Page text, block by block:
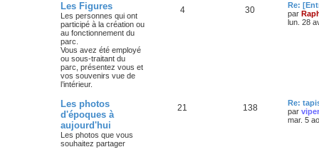
Les Figures
Les personnes qui ont
participé à la création ou
au fonctionnement du
parc.
Vous avez été employé
ou sous-traitant du
parc, présentez vous et
vos souvenirs vue de
l’intérieur.
4 30
Re:
par
lun. 28
Les photos
d'époques à
aujourd'hui
Les photos que vous
souhaitez partager
21 138
Re:
par
mar. 5